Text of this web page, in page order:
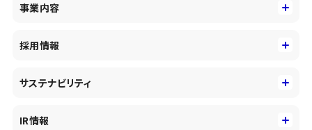
コーポレートアイデンティティ
会社概要・沿革
事業内容
コンサルティング&アドバイザリー
投資事業の拡大
採用情報
キャリア採用
サステナビリティ
IR情報